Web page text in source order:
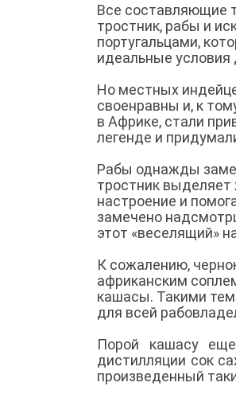
Все составляющие
тростник, рабы и
португальцами,
идеальные условия
Но местных
своенравны и, к
в Африке, стали
легенде и
Рабы однажды
тростник выделяет
настроение и
замечено
этот «веселящий»
К сожалению,
африканским
кашасы. Такими
для всей
Порой кашасу
дистилляции сок
произведенный